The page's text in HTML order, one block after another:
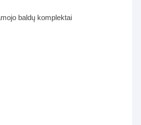
baldų komplektai